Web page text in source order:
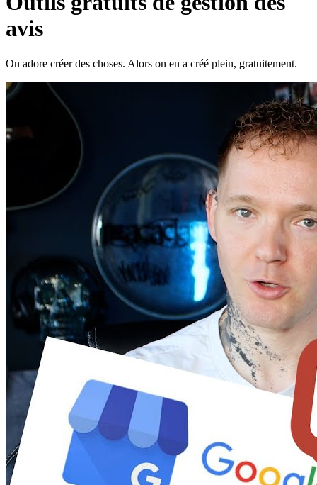
avis
On adore créer des choses. Alors on en a créé plein, gratuitement.